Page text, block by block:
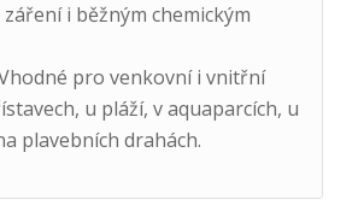
i běžným chemickým
pro venkovní i vnitřní
u pláží, v aquaparcích, u
plavebních drahách.